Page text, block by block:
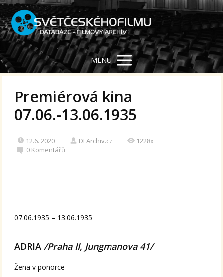
MENU
Premiérová kina
07.06.-13.06.1935
12.6. 2020 DFArchiv.cz
1228x
0 Komentářů
07.06.1935 – 13.06.1935
ADRIA/Praha II, Jungmanova 41/
Žena v ponorce